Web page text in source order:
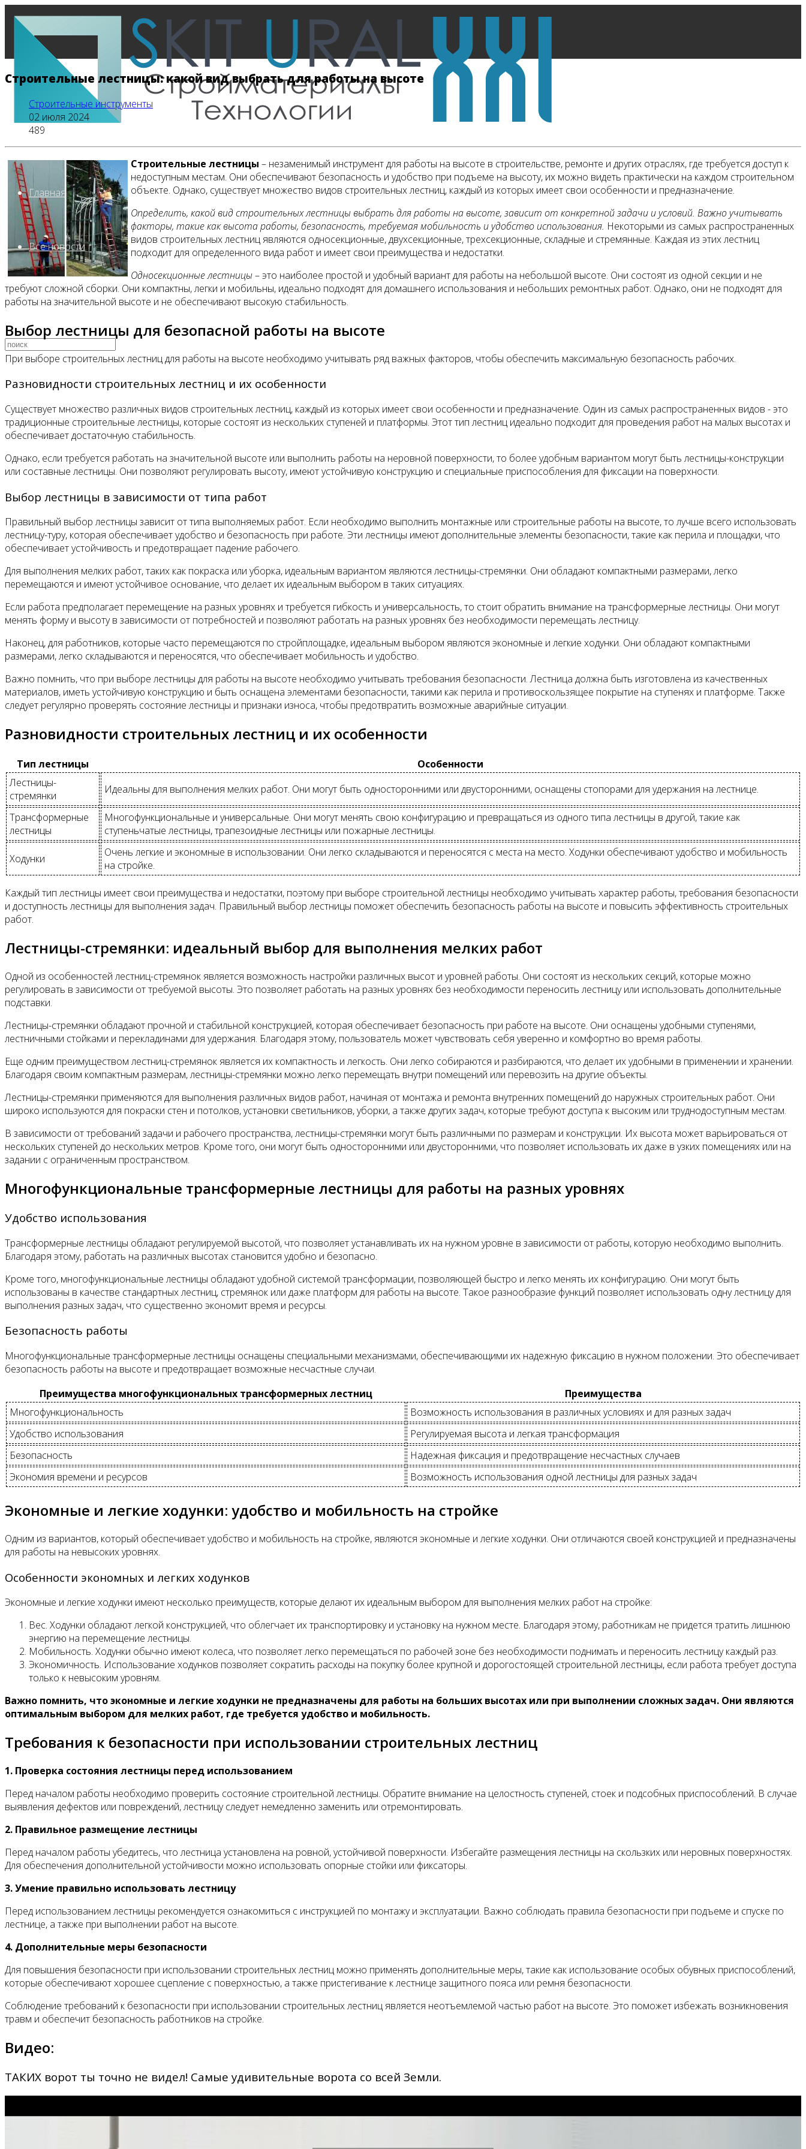
Главная
Все новости
Видео
Строительные лестницы: какой вид выбрать для работы на высоте
Строительные инструменты
02 июля 2024
489
Строительные лестницы – незаменимый инструмент для работы на высоте в строительстве, ремонте и других отраслях, где требуется доступ к
недоступным местам. Они обеспечивают безопасность и удобство при подъеме на высоту, их можно видеть практически на каждом строительном
объекте. Однако, существует множество видов строительных лестниц, каждый из которых имеет свои особенности и предназначение.
Определить, какой вид строительных лестницы выбрать для работы на высоте, зависит от конкретной задачи и условий. Важно учитывать
факторы, такие как высота работы, безопасность, требуемая мобильность и удобство использования. Некоторыми из самых распространенных
видов строительных лестниц являются односекционные, двухсекционные, трехсекционные, складные и стремянные. Каждая из этих лестниц
подходит для определенного вида работ и имеет свои преимущества и недостатки.
Односекционные лестницы– это наиболее простой и удобный вариант для работы на небольшой высоте. Они состоят из одной секции и не
требуют сложной сборки. Они компактны, легки и мобильны, идеально подходят для домашнего использования и небольших ремонтных работ. Однако, они не подходят для
работы на значительной высоте и не обеспечивают высокую стабильность.
Выбор лестницы для безопасной работы на высоте
При выборе строительных лестниц для работы на высоте необходимо учитывать ряд важных факторов, чтобы обеспечить максимальную безопасность рабочих.
Разновидности строительных лестниц и их особенности
Существует множество различных видов строительных лестниц, каждый из которых имеет свои особенности и предназначение. Один из самых распространенных видов - это
традиционные строительные лестницы, которые состоят из нескольких ступеней и платформы. Этот тип лестниц идеально подходит для проведения работ на малых высотах и
обеспечивает достаточную стабильность.
Однако, если требуется работать на значительной высоте или выполнить работы на неровной поверхности, то более удобным вариантом могут быть лестницы-конструкции
или составные лестницы. Они позволяют регулировать высоту, имеют устойчивую конструкцию и специальные приспособления для фиксации на поверхности.
Выбор лестницы в зависимости от типа работ
Правильный выбор лестницы зависит от типа выполняемых работ. Если необходимо выполнить монтажные или строительные работы на высоте, то лучше всего использовать
лестницу-туру, которая обеспечивает удобство и безопасность при работе. Эти лестницы имеют дополнительные элементы безопасности, такие как перила и площадки, что
обеспечивает устойчивость и предотвращает падение рабочего.
Для выполнения мелких работ, таких как покраска или уборка, идеальным вариантом являются лестницы-стремянки. Они обладают компактными размерами, легко
перемещаются и имеют устойчивое основание, что делает их идеальным выбором в таких ситуациях.
Если работа предполагает перемещение на разных уровнях и требуется гибкость и универсальность, то стоит обратить внимание на трансформерные лестницы. Они могут
менять форму и высоту в зависимости от потребностей и позволяют работать на разных уровнях без необходимости перемещать лестницу.
Наконец, для работников, которые часто перемещаются по стройплощадке, идеальным выбором являются экономные и легкие ходунки. Они обладают компактными
размерами, легко складываются и переносятся, что обеспечивает мобильность и удобство.
Важно помнить, что при выборе лестницы для работы на высоте необходимо учитывать требования безопасности. Лестница должна быть изготовлена из качественных
материалов, иметь устойчивую конструкцию и быть оснащена элементами безопасности, такими как перила и противоскользящее покрытие на ступенях и платформе. Также
следует регулярно проверять состояние лестницы и признаки износа, чтобы предотвратить возможные аварийные ситуации.
Разновидности строительных лестниц и их особенности
Тип лестницы
Особенности
Лестницы-
стремянки
Идеальны для выполнения мелких работ. Они могут быть односторонними или двусторонними, оснащены стопорами для удержания на лестнице.
Трансформерные
лестницы
Многофункциональные и универсальные. Они могут менять свою конфигурацию и превращаться из одного типа лестницы в другой, такие как
ступеньчатые лестницы, трапезоидные лестницы или пожарные лестницы.
Ходунки
Очень легкие и экономные в использовании. Они легко складываются и переносятся с места на место. Ходунки обеспечивают удобство и мобильность
на стройке.
Каждый тип лестницы имеет свои преимущества и недостатки, поэтому при выборе строительной лестницы необходимо учитывать характер работы, требования безопасности
и доступность лестницы для выполнения задач. Правильный выбор лестницы поможет обеспечить безопасность работы на высоте и повысить эффективность строительных
работ.
Лестницы-стремянки: идеальный выбор для выполнения мелких работ
Одной из особенностей лестниц-стремянок является возможность настройки различных высот и уровней работы. Они состоят из нескольких секций, которые можно
регулировать в зависимости от требуемой высоты. Это позволяет работать на разных уровнях без необходимости переносить лестницу или использовать дополнительные
подставки.
Лестницы-стремянки обладают прочной и стабильной конструкцией, которая обеспечивает безопасность при работе на высоте. Они оснащены удобными ступенями,
лестничными стойками и перекладинами для удержания. Благодаря этому, пользователь может чувствовать себя уверенно и комфортно во время работы.
Еще одним преимуществом лестниц-стремянок является их компактность и легкость. Они легко собираются и разбираются, что делает их удобными в применении и хранении.
Благодаря своим компактным размерам, лестницы-стремянки можно легко перемещать внутри помещений или перевозить на другие объекты.
Лестницы-стремянки применяются для выполнения различных видов работ, начиная от монтажа и ремонта внутренних помещений до наружных строительных работ. Они
широко используются для покраски стен и потолков, установки светильников, уборки, а также других задач, которые требуют доступа к высоким или труднодоступным местам.
В зависимости от требований задачи и рабочего пространства, лестницы-стремянки могут быть различными по размерам и конструкции. Их высота может варьироваться от
нескольких ступеней до нескольких метров. Кроме того, они могут быть односторонними или двусторонними, что позволяет использовать их даже в узких помещениях или на
задании с ограниченным пространством.
Многофункциональные трансформерные лестницы для работы на разных уровнях
Удобство использования
Трансформерные лестницы обладают регулируемой высотой, что позволяет устанавливать их на нужном уровне в зависимости от работы, которую необходимо выполнить.
Благодаря этому, работать на различных высотах становится удобно и безопасно.
Кроме того, многофункциональные лестницы обладают удобной системой трансформации, позволяющей быстро и легко менять их конфигурацию. Они могут быть
использованы в качестве стандартных лестниц, стремянок или даже платформ для работы на высоте. Такое разнообразие функций позволяет использовать одну лестницу для
выполнения разных задач, что существенно экономит время и ресурсы.
Безопасность работы
Многофункциональные трансформерные лестницы оснащены специальными механизмами, обеспечивающими их надежную фиксацию в нужном положении. Это обеспечивает
безопасность работы на высоте и предотвращает возможные несчастные случаи.
Преимущества многофункциональных трансформерных лестниц
Преимущества
Многофункциональность
Возможность использования в различных условиях и для разных задач
Удобство использования
Регулируемая высота и легкая трансформация
Безопасность
Надежная фиксация и предотвращение несчастных случаев
Экономия времени и ресурсов
Возможность использования одной лестницы для разных задач
Экономные и легкие ходунки: удобство и мобильность на стройке
Одним из вариантов, который обеспечивает удобство и мобильность на стройке, являются экономные и легкие ходунки. Они отличаются своей конструкцией и предназначены
для работы на невысоких уровнях.
Особенности экономных и легких ходунков
Экономные и легкие ходунки имеют несколько преимуществ, которые делают их идеальным выбором для выполнения мелких работ на стройке:
Вес. Ходунки обладают легкой конструкцией, что облегчает их транспортировку и установку на нужном месте. Благодаря этому, работникам не придется тратить лишнюю
энергию на перемещение лестницы.
Мобильность. Ходунки обычно имеют колеса, что позволяет легко перемещаться по рабочей зоне без необходимости поднимать и переносить лестницу каждый раз.
Экономичность. Использование ходунков позволяет сократить расходы на покупку более крупной и дорогостоящей строительной лестницы, если работа требует доступа
только к невысоким уровням.
Важно помнить, что экономные и легкие ходунки не предназначены для работы на больших высотах или при выполнении сложных задач. Они являются
оптимальным выбором для мелких работ, где требуется удобство и мобильность.
Требования к безопасности при использовании строительных лестниц
1. Проверка состояния лестницы перед использованием
Перед началом работы необходимо проверить состояние строительной лестницы. Обратите внимание на целостность ступеней, стоек и подсобных приспособлений. В случае
выявления дефектов или повреждений, лестницу следует немедленно заменить или отремонтировать.
2. Правильное размещение лестницы
Перед началом работы убедитесь, что лестница установлена на ровной, устойчивой поверхности. Избегайте размещения лестницы на скользких или неровных поверхностях.
Для обеспечения дополнительной устойчивости можно использовать опорные стойки или фиксаторы.
3. Умение правильно использовать лестницу
Перед использованием лестницы рекомендуется ознакомиться с инструкцией по монтажу и эксплуатации. Важно соблюдать правила безопасности при подъеме и спуске по
лестнице, а также при выполнении работ на высоте.
4. Дополнительные меры безопасности
Для повышения безопасности при использовании строительных лестниц можно применять дополнительные меры, такие как использование особых обувных приспособлений,
которые обеспечивают хорошее сцепление с поверхностью, а также пристегивание к лестнице защитного пояса или ремня безопасности.
Соблюдение требований к безопасности при использовании строительных лестниц является неотъемлемой частью работ на высоте. Это поможет избежать возникновения
травм и обеспечит безопасность работников на стройке.
Видео:
ТАКИХ ворот ты точно не видел! Самые удивительные ворота со всей Земли.